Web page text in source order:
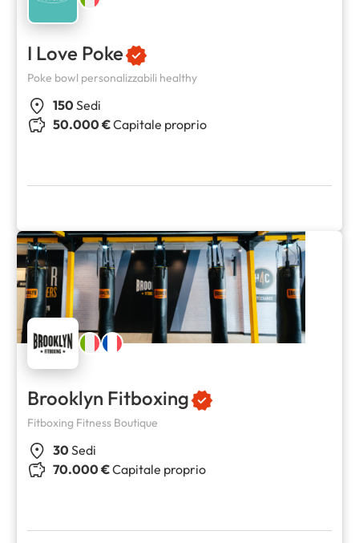
I Love Poke
Poke bowl personalizzabili healthy
150 Sedi
50.000 €Capitale proprio
Brooklyn Fitboxing
Fitboxing Fitness Boutique
30 Sedi
70.000 €Capitale proprio